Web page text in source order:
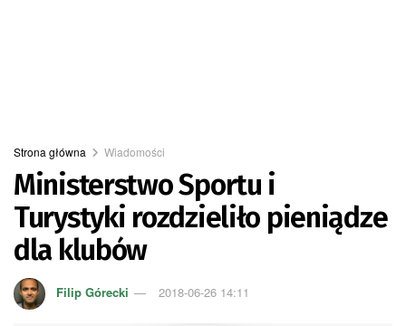
Strona główna Wiadomości
Ministerstwo Sportu i
Turystyki rozdzieliło pieniądze
dla klubów
Filip Górecki 2018-06-26 14:11